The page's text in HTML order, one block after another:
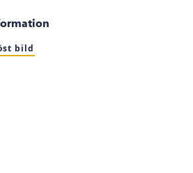
bild